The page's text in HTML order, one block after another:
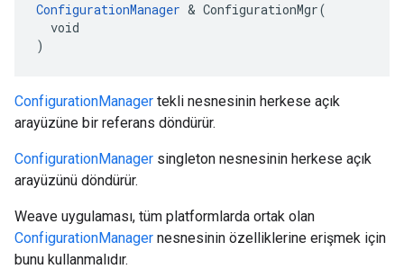
ConfigurationManager & ConfigurationMgr(
  void
)
ConfigurationManager tekli nesnesinin herkese açık
arayüzüne bir referans döndürür.
ConfigurationManager singleton nesnesinin herkese açık
arayüzünü döndürür.
Weave uygulaması, tüm platformlarda ortak olan
ConfigurationManager nesnesinin özelliklerine erişmek için
bunu kullanmalıdır.